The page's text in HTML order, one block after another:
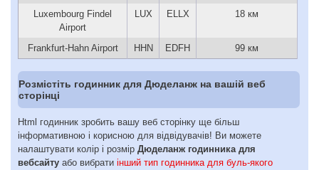
Luxembourg Findel
Airport
LUX ELLX 18 км
Frankfurt-Hahn Airport HHN EDFH 99 км
Розмістіть годинник для Дюделанж на вашій веб
сторінці
Html годинник зробить вашу веб сторінку ще більш
інформативною і корисною для відвідувачів! Ви можете
налаштувати колір і розмір Дюделанж годинника для
вебсайту або вибрати інший тип годинника для буль-якого